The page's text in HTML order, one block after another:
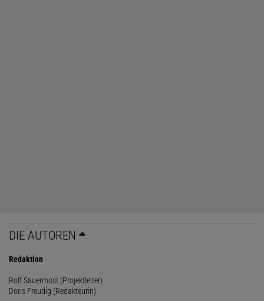
DIE AUTOREN
Redaktion
Rolf Sauermost (Projektleiter)
Doris Freudig (Redakteurin)